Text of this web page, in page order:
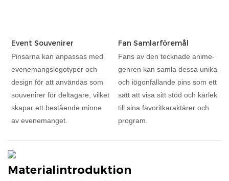
Event Souvenirer
Pinsarna kan anpassas med
evenemangslogotyper och
design för att användas som
souvenirer för deltagare, vilket
skapar ett bestående minne
av evenemanget.
Fan Samlarföremål
Fans av den tecknade anime-
genren kan samla dessa unika
och iögonfallande pins som ett
sätt att visa sitt stöd och kärlek
till sina favoritkaraktärer och
program.
Materialintroduktion